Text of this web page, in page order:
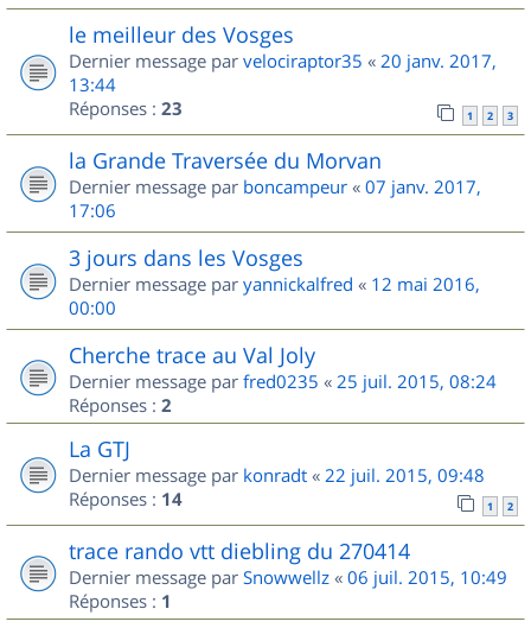
le meilleur des Vosges
Dernier message par velociraptor35 « 20 janv. 2017,
13:44
Réponses : 23 1 2 3
la Grande Traversée du Morvan
Dernier message par boncampeur « 07 janv. 2017,
17:06
3 jours dans les Vosges
Dernier message par yannickalfred « 12 mai 2016,
00:00
Cherche trace au Val Joly
Dernier message par fred0235 « 25 juil. 2015, 08:24
Réponses : 2
La GTJ
Dernier message par konradt « 22 juil. 2015, 09:48
Réponses : 14 1 2
trace rando vtt diebling du 270414
Dernier message par Snowwellz « 06 juil. 2015, 10:49
Réponses : 1